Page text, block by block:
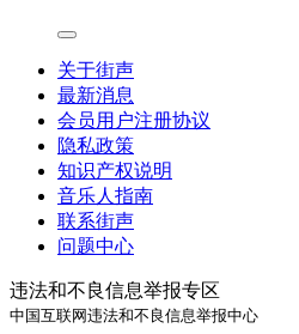
关于街声
最新消息
会员用户注册协议
隐私政策
知识产权说明
音乐人指南
联系街声
问题中心
违法和不良信息举报专区
中国互联网违法和不良信息举报中心